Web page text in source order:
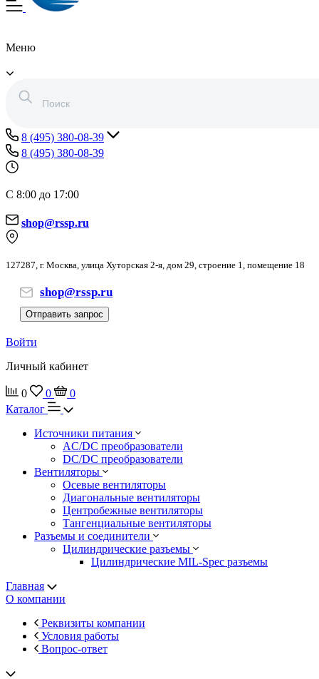
Меню
8 (495) 380-08-39
8 (495) 380-08-39
С 8:00 до 17:00
shop@rssp.ru
127287, г. Москва, улица Хуторская 2-я, дом 29, строение 1, помещение 18
shop@rssp.ru
Отправить запрос
Войти
Личный кабинет
0 0
0
Каталог
Источники питания
AC/DC преобразователи
DC/DC преобразователи
Вентиляторы
Осевые вентиляторы
Диагональные вентиляторы
Центробежные вентиляторы
Тангенциальные вентиляторы
Разъемы и соединители
Цилиндрические разъемы
Цилиндрические MIL-Spec разъемы
Главная
О компании
Реквизиты компании
Условия работы
Вопрос-ответ